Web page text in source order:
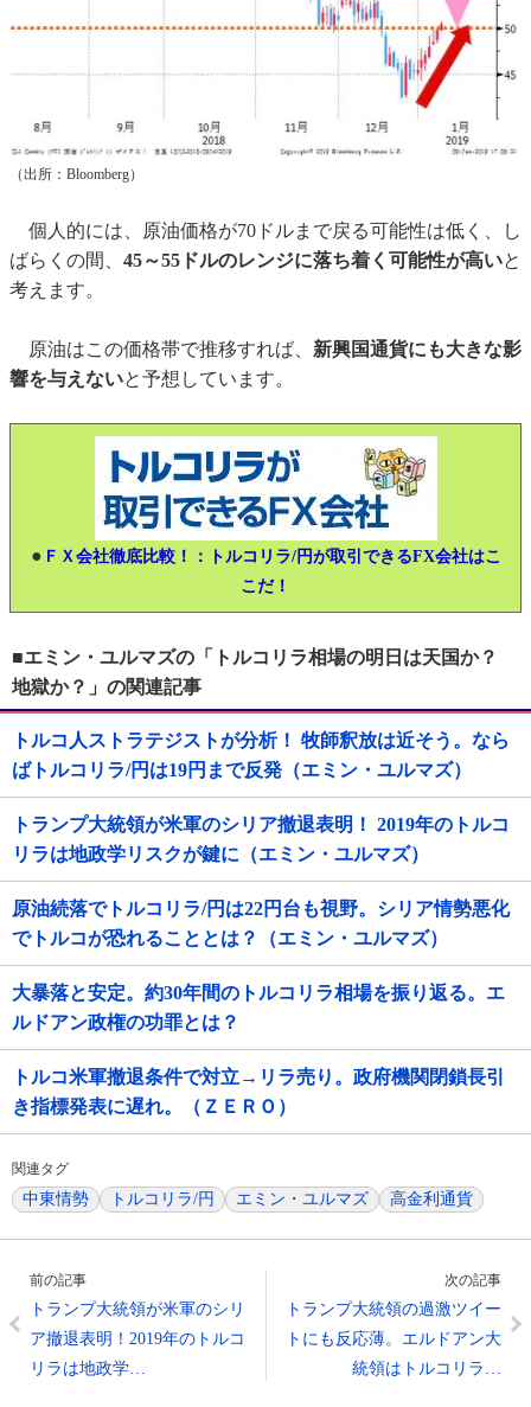
（出所：Bloomberg）
個人的には、原油価格が70ドルまで戻る可能性は低く、し
ばらくの間、 45～55ドルのレンジに落ち着く可能性が高いと
考えます。
原油はこの価格帯で推移すれば、 新興国通貨にも大きな影
響を与えないと予想しています。
● ＦＸ会社徹底比較！：トルコリラ/円が取引できるFX会社はこ
こだ！
■エミン・ユルマズの「トルコリラ相場の明日は天国か？
地獄か？」の関連記事
トルコ人ストラテジストが分析！ 牧師釈放は近そう。なら
ばトルコリラ/円は19円まで反発（エミン・ユルマズ）
トランプ大統領が米軍のシリア撤退表明！ 2019年のトルコ
リラは地政学リスクが鍵に（エミン・ユルマズ）
原油続落でトルコリラ/円は22円台も視野。シリア情勢悪化
でトルコが恐れることとは？（エミン・ユルマズ）
大暴落と安定。約30年間のトルコリラ相場を振り返る。エ
ルドアン政権の功罪とは？
トルコ米軍撤退条件で対立→リラ売り。政府機関閉鎖長引
き指標発表に遅れ。（ＺＥＲＯ）
関連タグ
中東情勢 トルコリラ/円 エミン・ユルマズ 高金利通貨
前の記事
トランプ大統領が米軍のシリ
ア撤退表明！2019年のトルコ
リラは地政学…
次の記事
トランプ大統領の過激ツイー
トにも反応薄。エルドアン大
統領はトルコリラ…